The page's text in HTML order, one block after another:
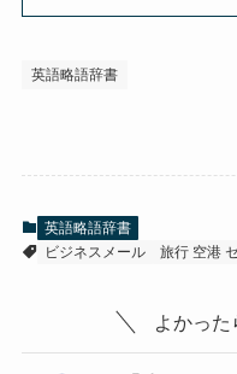
英語略語辞書
英語略語辞書
ビジネスメール
旅行 空港
よかった